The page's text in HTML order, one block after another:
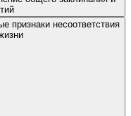
признаки несоответствия